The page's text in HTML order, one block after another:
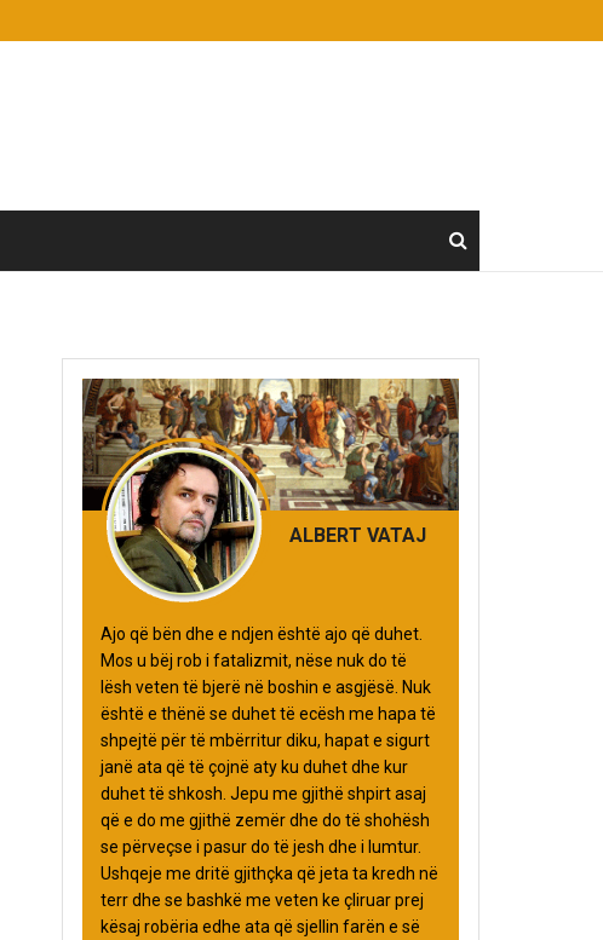
ALBERT VATAJ
Ajo që bën dhe e ndjen është ajo që duhet.
Mos u bëj rob i fatalizmit, nëse nuk do të
lësh veten të bjerë në boshin e asgjësë. Nuk
është e thënë se duhet të ecësh me hapa të
shpejtë për të mbërritur diku, hapat e sigurt
janë ata që të çojnë aty ku duhet dhe kur
duhet të shkosh. Jepu me gjithë shpirt asaj
që e do me gjithë zemër dhe do të shohësh
se përveçse i pasur do të jesh dhe i lumtur.
Ushqeje me dritë gjithçka që jeta ta kredh në
terr dhe se bashkë me veten ke çliruar prej
kësaj robëria edhe ata që sjellin farën e së